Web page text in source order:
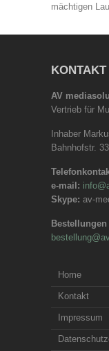
mächtigen
KONTAKT
AV
Vertrieb für
Inhaber
Bahnhofstr.
e-mail:
Skype: av-
Home
Kontakt
Impressum